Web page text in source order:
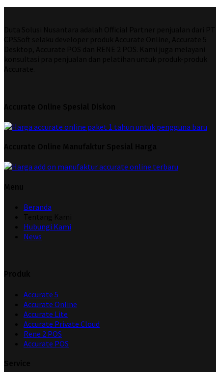
Beranda
Hubungi Kami
News
Accurate 5
Accurate Online
Accurate Lite
Accurate Private Cloud
Rene 2 POS
Accurate POS